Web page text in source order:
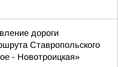
дороги
Ставропольского
- Новотроицкая»